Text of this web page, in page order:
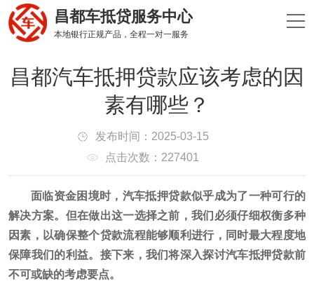
昌都车抵贷服务中心
本地银行正规产品，全程一对一服务
昌都汽车抵押贷款应该考虑的因
素有哪些？
发布时间：2025-03-15
点击次数：227401
面临资金困境时，汽车抵押贷款似乎成为了一种可行的
解决方案。但在做出这一选择之前，我们必须仔细权衡多种
因素，以确保整个贷款流程能够顺利进行，同时最大程度地
保障我们的利益。接下来，我们将深入探讨汽车抵押贷款前
不可或缺的考虑要点。